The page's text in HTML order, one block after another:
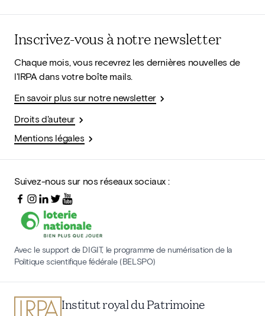
Inscrivez-vous à notre newsletter
Chaque mois, vous recevrez les dernières nouvelles de
l'IRPA dans votre boîte mails.
En savoir plus sur notre newsletter
Droits d'auteur
Mentions légales
Suivez-nous sur nos réseaux sociaux :
Avec le support de DIGIT, le programme de numérisation de la
Politique scientifique fédérale (BELSPO)
Institut royal du Patrimoine